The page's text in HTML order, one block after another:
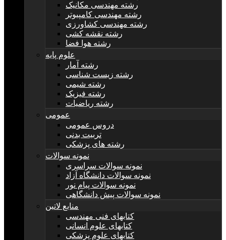
رشته مهندسی مکانیک
رشته مهندسی کامپیوتر
رشته مهندسی کشاورزی
رشته نقشه کشی
رشته هوا فضا
علوم پایه
رشته آمار
رشته زیست شناسی
رشته شیمی
رشته فیزیک
رشته ریاضیات
عمومی
دروس عمومی
تربیت بدنی
رشته های پزشکی
نمونه سوالات
نمونه سوالات سراسری
نمونه سوالات دانشگاه آزاد
نمونه سوالات پیام نور
نمونه سوالات پیش دانشگاهی
منابع لاتین
کتابهای فنی مهندسی
کتابهای علوم انسانی
کتابهای علوم پزشکی